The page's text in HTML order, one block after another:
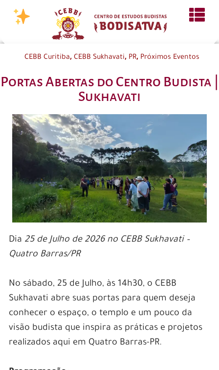
CEBB Curitiba, CEBB Sukhavati, PR, Próximos Eventos
Portas Abertas do Centro Budista |
Sukhavati
Dia 25 de Julho de 2026 no CEBB Sukhavati –
Quatro Barras/PR
No sábado, 25 de Julho, às 14h30, o CEBB
Sukhavati abre suas portas para quem deseja
conhecer o espaço, o templo e um pouco da
visão budista que inspira as práticas e projetos
realizados aqui em Quatro Barras-PR.